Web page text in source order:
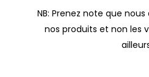
NB: Prenez note que
nos produits et non les